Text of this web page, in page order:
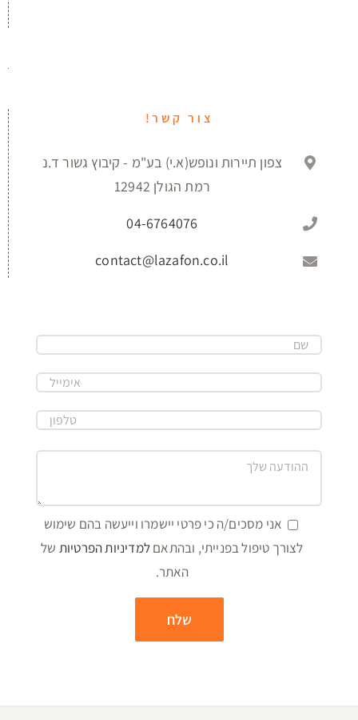
צור קשר!
צפון תיירות ונופש(א.י) בע"מ - קיבוץ גשור ד.נ
רמת הגולן 12942
04-6764076
contact@lazafon.co.il
אני מסכים/ה כי פרטי יישמרו וייעשה בהם שימוש
לצורך טיפול בפנייתי, ובהתאםלמדיניות הפרטיות של
האתר.